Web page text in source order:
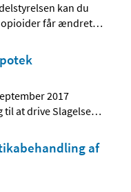
kan du
får ændret…
2017
at drive Slagelse…
af